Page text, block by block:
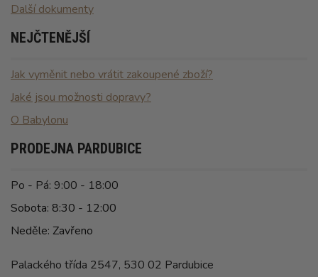
Další dokumenty
NEJČTENĚJŠÍ
Jak vyměnit nebo vrátit zakoupené zboží?
Jaké jsou možnosti dopravy?
O Babylonu
PRODEJNA PARDUBICE
Po - Pá: 9:00 - 18:00
Sobota: 8:30 - 12:00
Neděle: Zavřeno
Palackého třída 2547, 530 02 Pardubice